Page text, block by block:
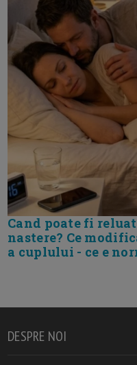
Cand poate fi
nastere? Ce
a cuplului - ce e
DESPRE NOI